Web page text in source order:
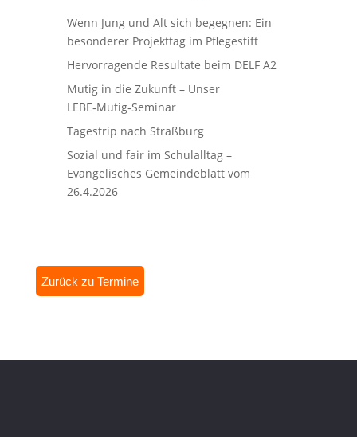
Wenn Jung und Alt sich begegnen: Ein
besonderer Projekttag im Pflegestift
Hervorragende Resultate beim DELF A2
Mutig in die Zukunft – Unser
LEBE‑Mutig‑Seminar
Tagestrip nach Straßburg
Sozial und fair im Schulalltag –
Evangelisches Gemeindeblatt vom
26.4.2026
Zurück zu Termine